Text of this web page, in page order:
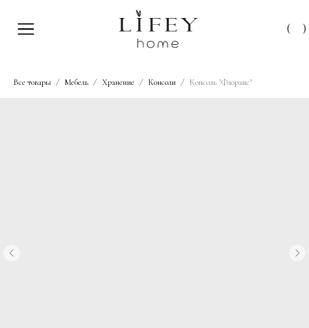
( )
Все товары Мебель Хранение Консоли Консоль "Флоранс"